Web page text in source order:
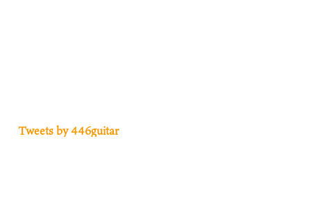
Tweets by 446guitar